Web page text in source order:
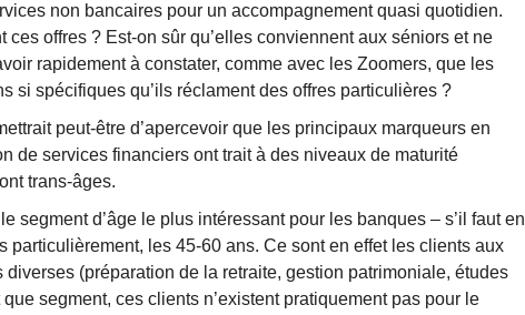
non bancaires pour un accompagnement quasi quotidien.
offres ? Est-on sûr qu’elles conviennent aux séniors et ne
rapidement à constater, comme avec les Zoomers, que les
si spécifiques qu’ils réclament des offres particulières ?
peut-être d’apercevoir que les principaux marqueurs en
de services financiers ont trait à des niveaux de maturité
trans-âges.
segment d’âge le plus intéressant pour les banques – s’il faut en
les 45-60 ans. Ce sont en effet les clients aux
(préparation de la retraite, gestion patrimoniale, études
segment, ces clients n’existent pratiquement pas pour le